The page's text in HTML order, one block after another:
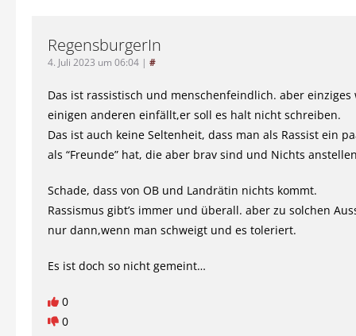
RegensburgerIn
4. Juli 2023 um 06:04 | #
Das ist rassistisch und menschenfeindlich. aber
einigen anderen einfällt,er soll es halt nicht schreiben.
Das ist auch keine Seltenheit, dass man als Rassist ein
als “Freunde” hat, die aber brav sind und Nichts
Schade, dass von OB und Landrätin nichts kommt.
Rassismus gibt’s immer und überall. aber zu solchen
nur dann,wenn man schweigt und es toleriert.
Es ist doch so nicht gemeint…
0
0